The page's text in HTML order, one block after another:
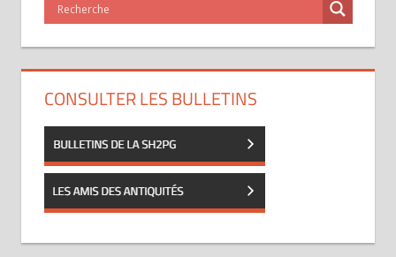
CONSULTER LES BULLETINS